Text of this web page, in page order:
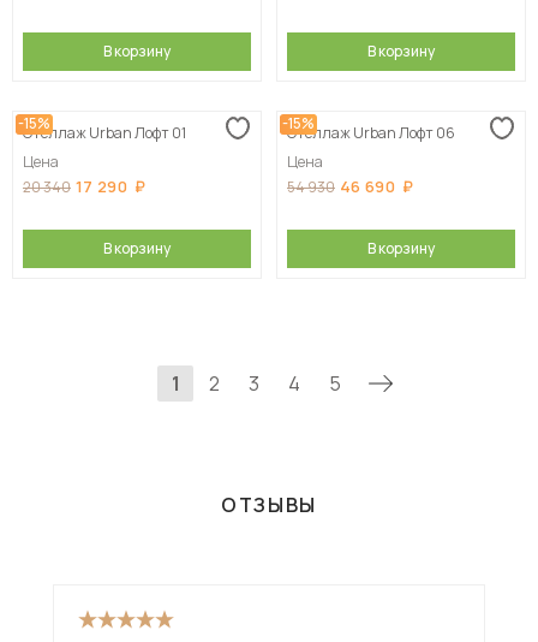
В корзину В корзину
-15%
Стеллаж Urban Лофт 01
Цена
20 340 17 290
В корзину
-15%
Стеллаж Urban Лофт 06
Цена
54 930 46 690
В корзину
1 2 3 4 5
ОТЗЫВЫ